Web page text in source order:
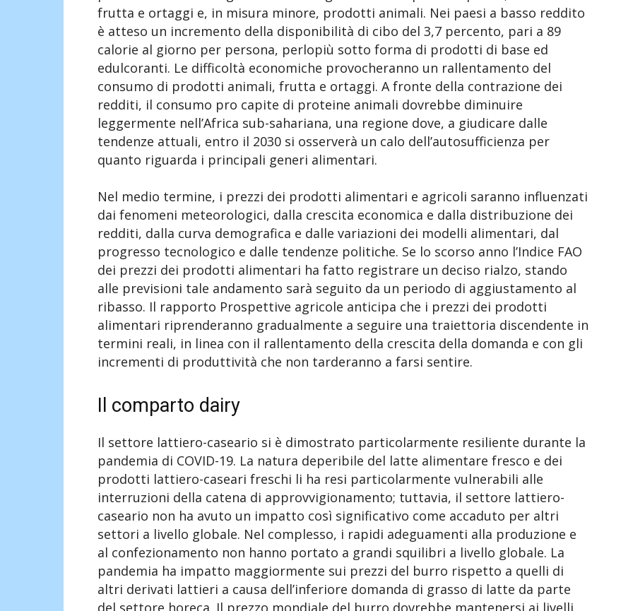
frutta e ortaggi e, in misura minore, prodotti animali. Nei paesi a basso reddito
è atteso un incremento della disponibilità di cibo del 3,7 percento, pari a 89
calorie al giorno per persona, perlopiù sotto forma di prodotti di base ed
edulcoranti. Le difficoltà economiche provocheranno un rallentamento del
consumo di prodotti animali, frutta e ortaggi. A fronte della contrazione dei
redditi, il consumo pro capite di proteine animali dovrebbe diminuire
leggermente nell’Africa sub-sahariana, una regione dove, a giudicare dalle
tendenze attuali, entro il 2030 si osserverà un calo dell’autosufficienza per
quanto riguarda i principali generi alimentari.
Nel medio termine, i prezzi dei prodotti alimentari e agricoli saranno influenzati
dai fenomeni meteorologici, dalla crescita economica e dalla distribuzione dei
redditi, dalla curva demografica e dalle variazioni dei modelli alimentari, dal
progresso tecnologico e dalle tendenze politiche. Se lo scorso anno l’Indice FAO
dei prezzi dei prodotti alimentari ha fatto registrare un deciso rialzo, stando
alle previsioni tale andamento sarà seguito da un periodo di aggiustamento al
ribasso. Il rapporto Prospettive agricole anticipa che i prezzi dei prodotti
alimentari riprenderanno gradualmente a seguire una traiettoria discendente in
termini reali, in linea con il rallentamento della crescita della domanda e con gli
incrementi di produttività che non tarderanno a farsi sentire.
Il comparto dairy
Il settore lattiero-caseario si è dimostrato particolarmente resiliente durante la
pandemia di COVID-19. La natura deperibile del latte alimentare fresco e dei
prodotti lattiero-caseari freschi li ha resi particolarmente vulnerabili alle
interruzioni della catena di approvvigionamento; tuttavia, il settore lattiero-
caseario non ha avuto un impatto così significativo come accaduto per altri
settori a livello globale. Nel complesso, i rapidi adeguamenti alla produzione e
al confezionamento non hanno portato a grandi squilibri a livello globale. La
pandemia ha impatto maggiormente sui prezzi del burro rispetto a quelli di
altri derivati lattieri a causa dell’inferiore domanda di grasso di latte da parte
del settore horeca. Il prezzo mondiale del burro dovrebbe mantenersi ai livelli